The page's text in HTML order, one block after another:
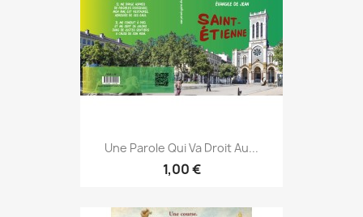
Une Parole Qui Va Droit Au...
1,00 €